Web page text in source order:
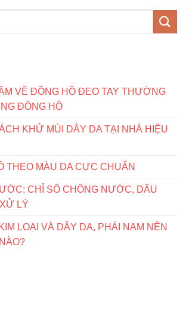
VỀ ĐỒNG HỒ ĐEO TAY THƯỜNG
ĐỒNG HỒ
KHỬ MÙI DÂY DA TẠI NHÀ HIỆU
THEO MÀU DA CỰC CHUẨN
CHỈ SỐ CHỐNG NƯỚC, DẤU
LÝ
LOẠI VÀ DÂY DA, PHÁI NAM NÊN